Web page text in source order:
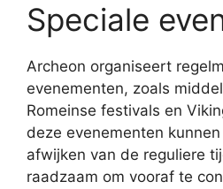
Speciale
Archeon organiseert
evenementen, zoals
Romeinse festivals en
deze evenementen
afwijken van de reguliere
raadzaam om vooraf te